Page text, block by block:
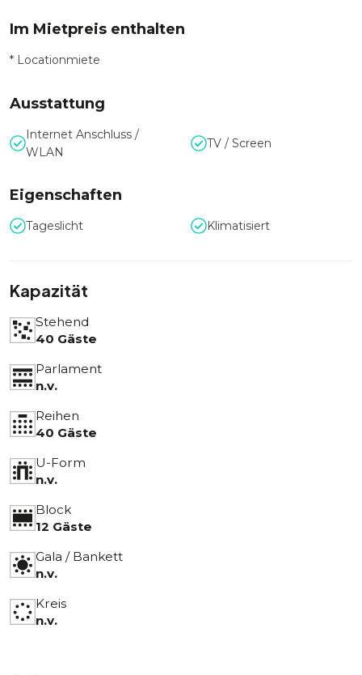
Im Mietpreis enthalten
* Locationmiete
Ausstattung
Internet Anschluss /
WLAN
TV / Screen
Eigenschaften
Tageslicht Klimatisiert
Kapazität
Stehend
40 Gäste
Parlament
n.v.
Reihen
40 Gäste
U-Form
n.v.
Block
12 Gäste
Gala / Bankett
n.v.
Kreis
n.v.